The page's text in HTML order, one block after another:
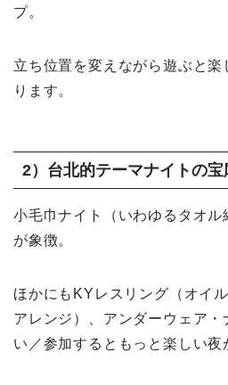
プ。
立ち位置を変えながら遊ぶと
ります。
2）台北的テーマナイトの宝
小毛巾ナイト（いわゆるタオル
が象徴。
ほかにもKYレスリング（オイ
アレンジ）、アンダーウェア・
い／参加するともっと楽しい夜